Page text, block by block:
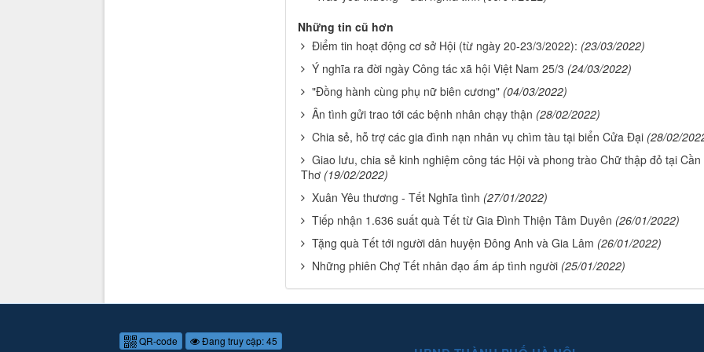
Những tin cũ hơn
Điểm tin hoạt động cơ sở Hội (từ ngày 20-23/3/2022): (23/03/2022)
Ý nghĩa ra đời ngày Công tác xã hội Việt Nam 25/3 (24/03/2022)
"Đồng hành cùng phụ nữ biên cương" (04/03/2022)
Ân tình gửi trao tới các bệnh nhân chạy thận (28/02/2022)
Chia sẻ, hỗ trợ các gia đình nạn nhân vụ chìm tàu tại biển Cửa Đại (28/02/
Giao lưu, chia sẻ kinh nghiệm công tác Hội và phong trào Chữ thập đỏ tại Cần
Thơ (19/02/2022)
Xuân Yêu thương - Tết Nghĩa tình (27/01/2022)
Tiếp nhận 1.636 suất quà Tết từ Gia Đình Thiện Tâm Duyên (26/01/2022)
Tặng quà Tết tới người dân huyện Đông Anh và Gia Lâm (26/01/2022)
Những phiên Chợ Tết nhân đạo ấm áp tình người (25/01/2022)
QR-code Đang truy cập: 45